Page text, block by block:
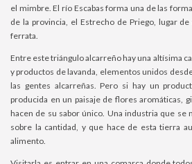
el mimbre. El río Escabas forma una de las
de la provincia, el Estrecho de Priego, lugar
ferrata.
Entre este triángulo alcarreño hay una altísima
y productos de lavanda, elementos unidos
las gentes alcarreñas. Pero si hay un
producida en un paisaje de flores aromáticas,
hacen de su sabor único. Una industria que se
sobre la cantidad, y que hace de esta tierra
alimento.